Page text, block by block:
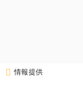
情報提供